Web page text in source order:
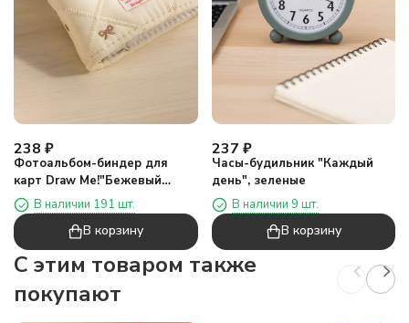
238 ₽
Фотоальбом-биндер для
карт Draw Me!"Бежевый
бантик",20
страниц(13*12,5см)
В наличии 191 шт.
В корзину
237 ₽
Часы-будильник "Каждый
день", зеленые
В наличии 9 шт.
В корзину
C этим товаром также
покупают